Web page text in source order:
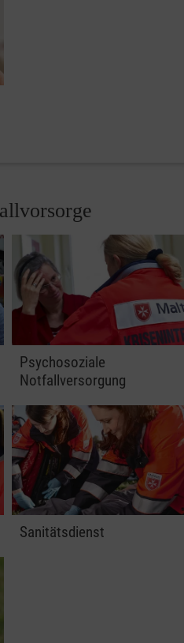
Psychosoziale
Notfallversorgung
Sanitätsdienst